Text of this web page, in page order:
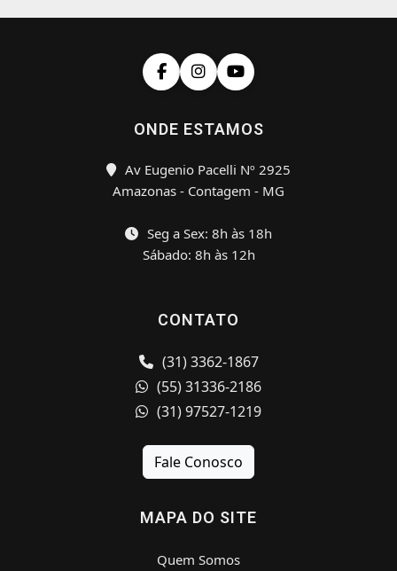
ONDE ESTAMOS
Av Eugenio Pacelli Nº 2925
Amazonas - Contagem - MG
Seg a Sex: 8h às 18h
Sábado: 8h às 12h
CONTATO
(31) 3362-1867
(55) 31336-2186
(31) 97527-1219
Fale Conosco
MAPA DO SITE
Quem Somos